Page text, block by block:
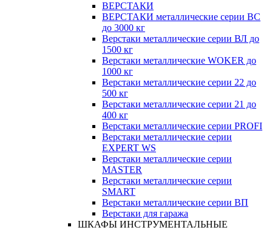
ВЕРСТАКИ
ВЕРСТАКИ металлические серии ВС
до 3000 кг
Верстаки металлические серии ВЛ до
1500 кг
Верстаки металлические WOKER до
1000 кг
Верстаки металлические серии 22 до
500 кг
Верстаки металлические серии 21 до
400 кг
Верстаки металлические серии PROFI
Верстаки металлические серии
EXPERT WS
Верстаки металлические серии
MASTER
Верстаки металлические серии
SMART
Верстаки металлические серии ВП
Верстаки для гаража
ШКАФЫ ИНСТРУМЕНТАЛЬНЫЕ